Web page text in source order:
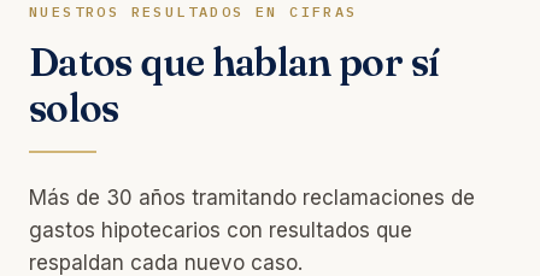
NUESTROS RESULTADOS EN CIFRAS
Datos que hablan por sí
solos
Más de 30 años tramitando reclamaciones de
gastos hipotecarios con resultados que
respaldan cada nuevo caso.